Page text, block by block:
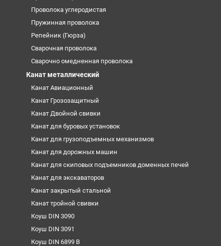
Проволока углеродистая
Пружинная проволока
Репейник (Гюрза)
Сварочная проволока
Сварочно омедненная проволока
Канат металлический
Канат Авиационный
Канат Грозозащитный
Канат Двойной свивки
Канат для буровых установок
Канат для грузоподъемных механизмов
Канат для дорожных машин
Канат для скиповых подъемников доменных печей
Канат для экскаваторов
Канат закрытый стальной
Канат тройной свивки
Коуш DIN 3090
Коуш DIN 3091
Коуш DIN 6899 B